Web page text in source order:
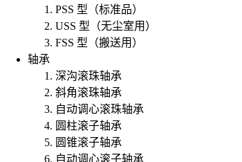
PSS 型（标准品）
USS 型（无尘室用）
FSS 型（搬送用）
轴承
深沟滚珠轴承
斜角滚珠轴承
自动调心滚珠轴承
圆柱滚子轴承
圆锥滚子轴承
自动调心滚子轴承